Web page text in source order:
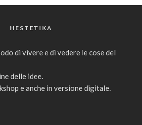
HESTETIKA
di vivere e di vedere le cose del
delle idee.
e anche in versione digitale.